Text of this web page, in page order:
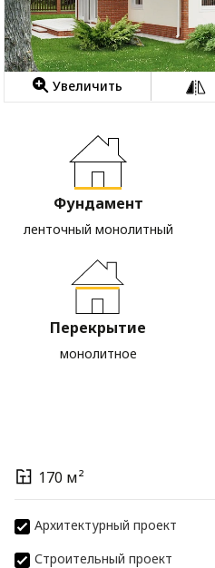
Увеличить
Фундамент
ленточный монолитный
Перекрытие
монолитное
170 м²
Архитектурный проект
Строительный проект